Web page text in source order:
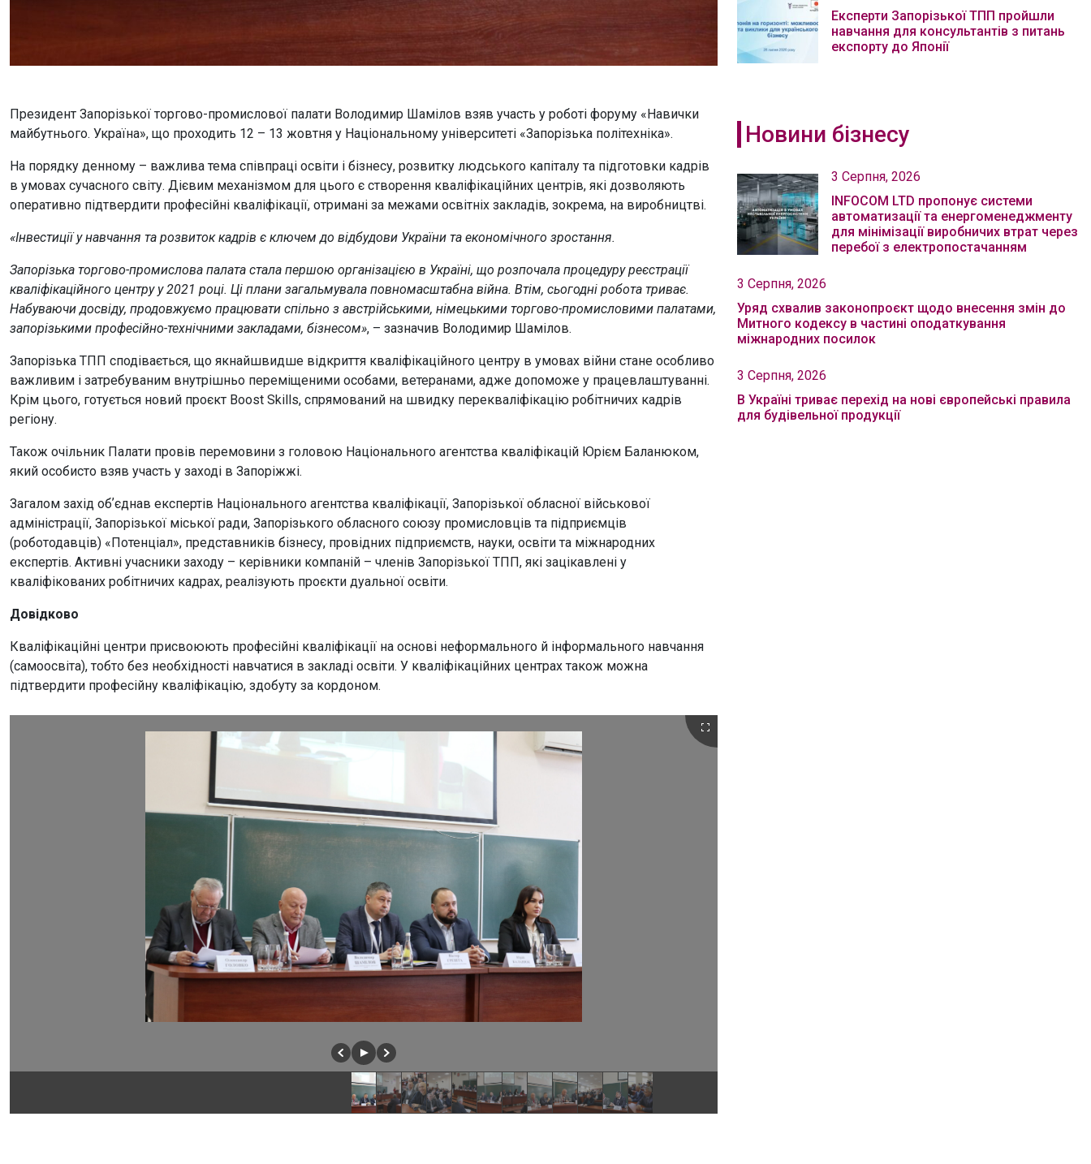
Президент Запорізької торгово-промислової палати Володимир Шамілов взяв участь у роботі форуму «Навички
майбутнього. Україна», що проходить 12 – 13 жовтня у Національному університеті «Запорізька політехніка».
На порядку денному – важлива тема співпраці освіти і бізнесу, розвитку людського капіталу та підготовки кадрів
в умовах сучасного світу. Дієвим механізмом для цього є створення кваліфікаційних центрів, які дозволяють
оперативно підтвердити професійні кваліфікації, отримані за межами освітніх закладів, зокрема, на виробництві.
«Інвестиції у навчання та розвиток кадрів є ключем до відбудови України та економічного зростання.
Запорізька торгово-промислова палата стала першою організацією в Україні, що розпочала процедуру реєстрації
кваліфікаційного центру у 2021 році. Ці плани загальмувала повномасштабна війна. Втім, сьогодні робота триває.
Набуваючи досвіду, продовжуємо працювати спільно з австрійськими, німецькими торгово-промисловими палатами,
запорізькими професійно-технічними закладами, бізнесом», – зазначив Володимир Шамілов.
Запорізька ТПП сподівається, що якнайшвидше відкриття кваліфікаційного центру в умовах війни стане особливо
важливим і затребуваним внутрішньо переміщеними особами, ветеранами, адже допоможе у працевлаштуванні.
Крім цього, готується новий проєкт Boost Skills, спрямований на швидку перекваліфікацію робітничих кадрів
регіону.
Також очільник Палати провів перемовини з головою Національного агентства кваліфікацій Юрієм Баланюком,
який особисто взяв участь у заході в Запоріжжі.
Загалом захід обʼєднав експертів Національного агентства кваліфікації, Запорізької обласної військової
адміністрації, Запорізької міської ради, Запорізького обласного союзу промисловців та підприємців
(роботодавців) «Потенціал», представників бізнесу, провідних підприємств, науки, освіти та міжнародних
експертів. Активні учасники заходу – керівники компаній – членів Запорізької ТПП, які зацікавлені у
кваліфікованих робітничих кадрах, реалізують проєкти дуальної освіти.
Довідково
Кваліфікаційні центри присвоюють професійні кваліфікації на основі неформального й інформального навчання
(самоосвіта), тобто без необхідності навчатися в закладі освіти. У кваліфікаційних центрах також можна
підтвердити професійну кваліфікацію, здобуту за кордоном.
Експерти Запорізької ТПП пройшли
навчання для консультантів з питань
експорту до Японії
Новини бізнесу
3 Серпня, 2026
INFOCOM LTD пропонує системи
автоматизації та енергоменеджменту
для мінімізації виробничих втрат через
перебої з електропостачанням
3 Серпня, 2026
Уряд схвалив законопроєкт щодо внесення змін до
Митного кодексу в частині оподаткування
міжнародних посилок
3 Серпня, 2026
В Україні триває перехід на нові європейські правила
для будівельної продукції